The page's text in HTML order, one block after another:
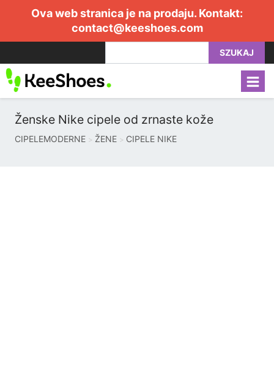
Ova web stranica je na prodaju. Kontakt:
contact@keeshoes.com
SZUKAJ
Ženske Nike cipele od zrnaste kože
CIPELEMODERNE ŽENE CIPELE NIKE